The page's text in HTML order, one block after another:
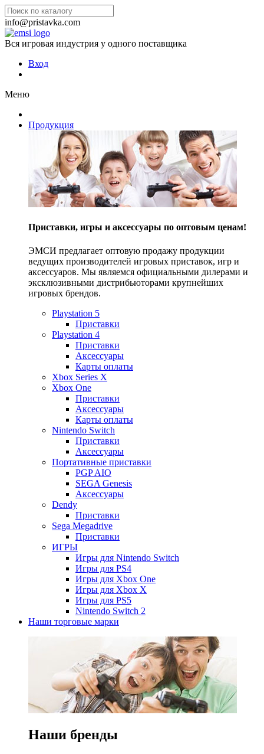
info@pristavka.com
Вся игровая индустрия у одного поставщика
Вход
Меню
Продукция
Приставки, игры и аксессуары по оптовым ценам!
ЭМСИ предлагает оптовую продажу продукции
ведущих производителей игровых приставок, игр и
аксессуаров. Мы являемся официальными дилерами и
эксклюзивными дистрибьюторами крупнейших
игровых брендов.
Playstation 5
Приставки
Playstation 4
Приставки
Аксессуары
Карты оплаты
Xbox Series X
Xbox One
Приставки
Аксессуары
Карты оплаты
Nintendo Switch
Приставки
Аксессуары
Портативные приставки
PGP AIO
SEGA Genesis
Аксессуары
Dendy
Приставки
Sega Megadrive
Приставки
ИГРЫ
Игры для Nintendo Switch
Игры для PS4
Игры для Xbox One
Игры для Xbox X
Игры для PS5
Nintendo Switch 2
Наши торговые марки
Наши бренды